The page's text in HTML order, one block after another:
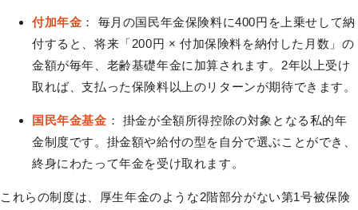
付加年金 ： 毎月の国民年金保険料に400円を上乗せして納
付すると、将来「200円 × 付加保険料を納付した月数」の
金額が毎年、老齢基礎年金に加算されます。2年以上受け
取れば、支払った保険料以上のリターンが期待できます。
国民年金基金 ： 掛金が全額所得控除の対象となる私的年
金制度です。掛金額や給付の型を自分で選ぶことができ、
終身にわたって年金を受け取れます。
これらの制度は、厚生年金のような2階部分がない第1号被保険